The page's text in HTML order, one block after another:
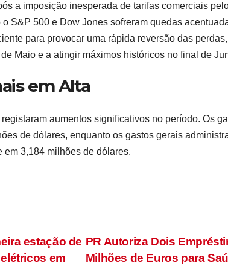
a imposição inesperada de tarifas comerciais
S&P 500 e Dow Jones sofreram quedas
para provocar uma rápida reversão das
Maio e a atingir máximos históricos no final de
em Alta
aumentos significativos no período. Os
de dólares, enquanto os gastos gerais
em 3,184 milhões de dólares.
PR Autoriza Dois
Milhões de Euros para
estação de
em